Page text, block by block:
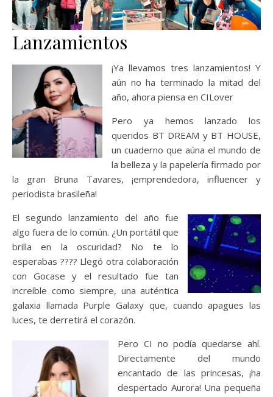
Lanzamientos
¡Ya llevamos tres lanzamientos! Y
aún no ha terminado la mitad del
año, ahora piensa en CILover
Pero ya hemos lanzado los
queridos BT DREAM y BT HOUSE,
un cuaderno que aúna el mundo de
la belleza y la papelería firmado por
la gran Bruna Tavares, ¡emprendedora, influencer y
periodista brasileña!
El segundo lanzamiento del año fue
algo fuera de lo común. ¿Un portátil que
brilla en la oscuridad? No te lo
esperabas ???? Llegó otra colaboración
con Gocase y el resultado fue tan
increíble como siempre, una auténtica
galaxia llamada Purple Galaxy que, cuando apagues las
luces, te derretirá el corazón.
Pero CI no podía quedarse ahí.
Directamente del mundo
encantado de las princesas, ¡ha
despertado Aurora! Una pequeña